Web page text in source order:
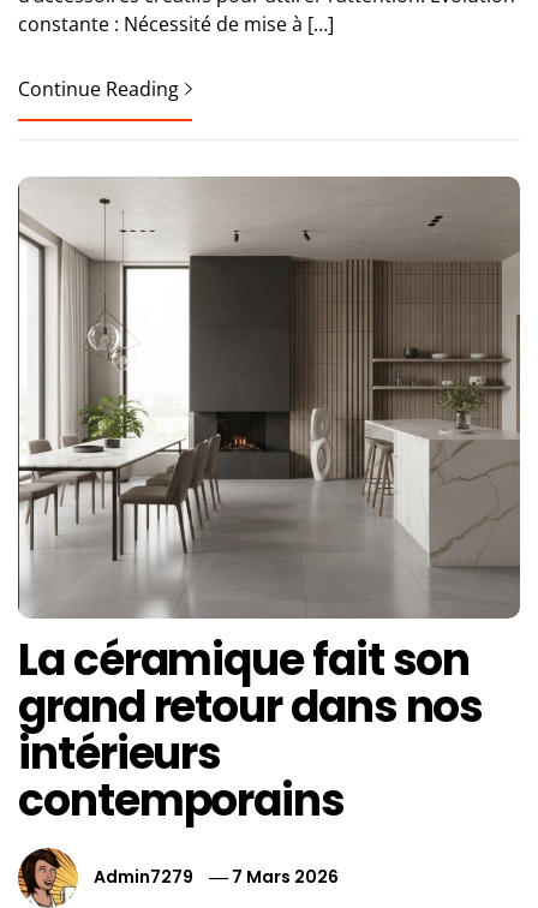
constante : Nécessité de mise à […]
Continue Reading
La céramique fait son
grand retour dans nos
intérieurs
contemporains
Admin7279
7 Mars 2026